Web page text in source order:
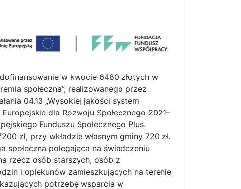
w kwocie 6480 złotych w
społeczna”, realizowanego przez
04.13 „Wysokiej jakości system
dla Rozwoju Społecznego 2021–
Funduszu Społecznego Plus.
zł, przy wkładzie własnym gminy 720 zł.
społeczna polegająca na świadczeniu
rzecz osób starszych, osób z
i opiekunów zamieszkujących na terenie
potrzebę wsparcia w